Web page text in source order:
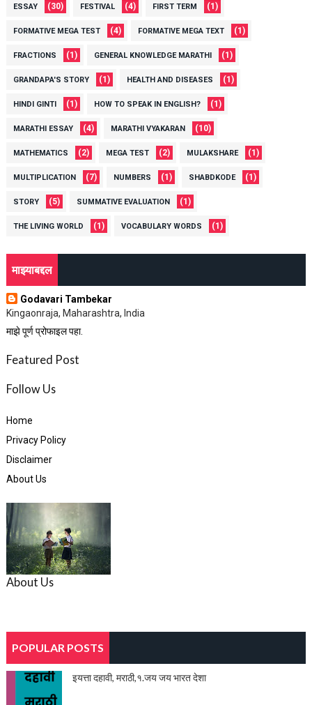
ESSAY (30) FESTIVAL (4) FIRST TERM (1)
FORMATIVE MEGA TEST (4) FORMATIVE MEGA TEXT (1)
FRACTIONS (1) GENERAL KNOWLEDGE MARATHI (1)
GRANDAPA'S STORY (1) HEALTH AND DISEASES (1)
HINDI GINTI (1) HOW TO SPEAK IN ENGLISH? (1)
MARATHI ESSAY (4) MARATHI VYAKARAN (10)
MATHEMATICS (2) MEGA TEST (2) MULAKSHARE (1)
MULTIPLICATION (7) NUMBERS (1) SHABDKODE (1)
STORY (5) SUMMATIVE EVALUATION (1)
THE LIVING WORLD (1) VOCABULARY WORDS (1)
माझ्याबद्दल
Godavari Tambekar
Kingaonraja, Maharashtra, India
माझे पूर्ण प्रोफाइल पहा.
Featured Post
Follow Us
Home
Privacy Policy
Disclaimer
About Us
About Us
POPULAR POSTS
इयत्ता दहावी, मराठी,१.जय जय भारत देशा